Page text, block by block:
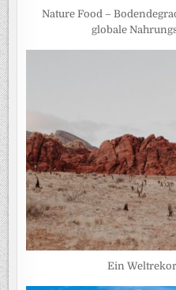
Nature Food –
globale
Ein